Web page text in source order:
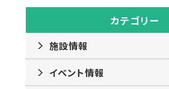
カテゴリー
施設情報
イベント情報